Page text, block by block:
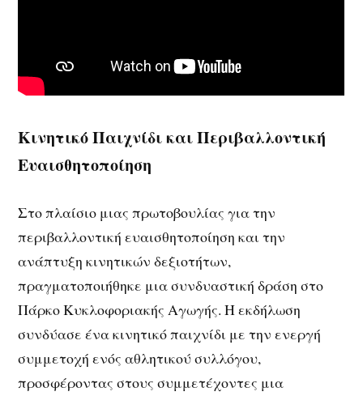
Κινητικό Παιχνίδι και Περιβαλλοντική
Ευαισθητοποίηση
Στο πλαίσιο μιας πρωτοβουλίας για την
περιβαλλοντική ευαισθητοποίηση και την
ανάπτυξη κινητικών δεξιοτήτων,
πραγματοποιήθηκε μια συνδυαστική δράση στο
Πάρκο Κυκλοφοριακής Αγωγής. Η εκδήλωση
συνδύασε ένα κινητικό παιχνίδι με την ενεργή
συμμετοχή ενός αθλητικού συλλόγου,
προσφέροντας στους συμμετέχοντες μια